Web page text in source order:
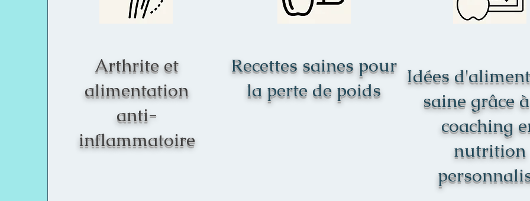
Arthrite et
alimentation
anti-
inflammatoire
Recettes saines pour
la perte de poids
Idées
saine grâce
coaching
nutrition